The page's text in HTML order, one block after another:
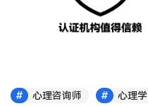
心理咨询师 心理学